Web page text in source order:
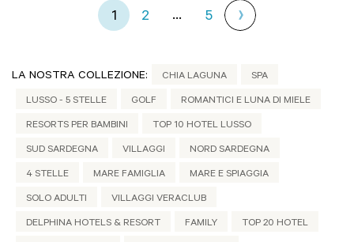
1 2 ... 5
LA NOSTRA COLLEZIONE: CHIA LAGUNA SPA
LUSSO - 5 STELLE GOLF ROMANTICI E LUNA DI MIELE
RESORTS PER BAMBINI TOP 10 HOTEL LUSSO
SUD SARDEGNA VILLAGGI NORD SARDEGNA
4 STELLE MARE FAMIGLIA MARE E SPIAGGIA
SOLO ADULTI VILLAGGI VERACLUB
DELPHINA HOTELS & RESORT FAMILY TOP 20 HOTEL